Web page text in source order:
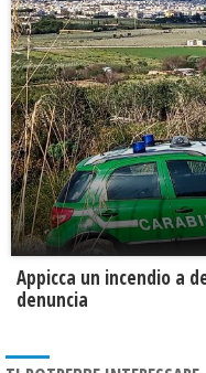
Appicca un incendio a
denuncia